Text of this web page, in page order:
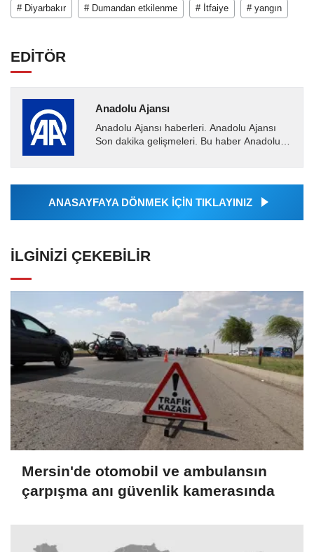
# Diyarbakır # Dumandan etkilenme # İtfaiye # yangın
EDİTÖR
Anadolu Ajansı
Anadolu Ajansı haberleri. Anadolu Ajansı
Son dakika gelişmeleri. Bu haber Anadolu
Ajansı tarafından...
ANASAYFAYA DÖNMEK İÇİN TIKLAYINIZ
İLGINIZI ÇEKEBILIR
Mersin'de otomobil ve ambulansın
çarpışma anı güvenlik kamerasında